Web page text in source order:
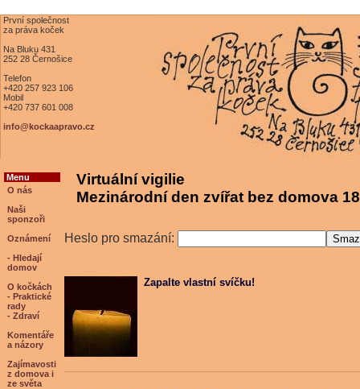
První společnost
za práva koček
Na Bluku 431
252 28 Černošice
Telefon
+420 257 923 106
Mobil
+420 737 601 008
info@kockaapravo.cz
Menu
O nás
Naši
sponzoři
Oznámení
- Hledají
domov
O kočkách
- Praktické
rady
- Zdraví
Komentáře
a názory
Zajímavosti
z domova i
ze světa
Virtuální vigilie
Mezinárodní den zvířat bez domova
Heslo pro smazání:
Zapalte vlastní svíčku!